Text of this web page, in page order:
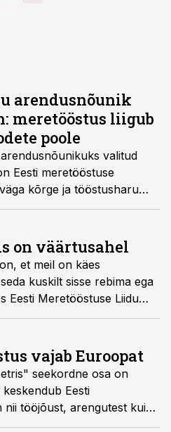
arendusnõunik
meretööstus liigub
poole
valitud
Eesti meretööstuse
kõrge ja tööstusharu
toodete poole.
on väärtusahel
et meil on käes
kuskilt sisse rebima ega
Eesti Meretööstuse Liidu
Äripäeva raadio saates
vajab Euroopat
seekordne osa on
Eesti
tööjõust, arengutest kui
väikelaevatootja Alunaut